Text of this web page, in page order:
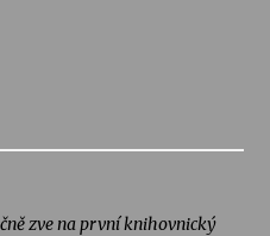
zve na první knihovnický